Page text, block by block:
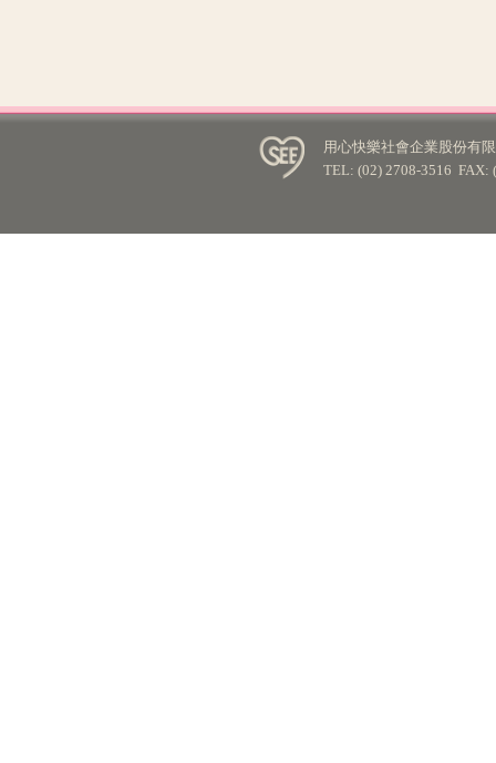
用心快樂社會企業股份有
TEL: (02) 2708-3516